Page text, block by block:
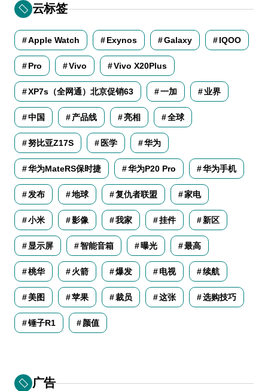
云标签
Apple Watch Exynos Galaxy IQOO
Pro Vivo Vivo X20Plus
XP7s（全网通）北京促销63 一加 业界
中国 产品线 亮相 全球
努比亚Z17S 医学 华为
华为MateRS保时捷 华为P20 Pro 华为手机
发布 地球 复仇者联盟 家电
小米 影像 我家 挂件 新区
显示屏 智能音箱 曝光 最高
桃华 火箭 爆发 电视 续航
美图 苹果 裁员 这张 选购技巧
锤子R1 颜值
广告